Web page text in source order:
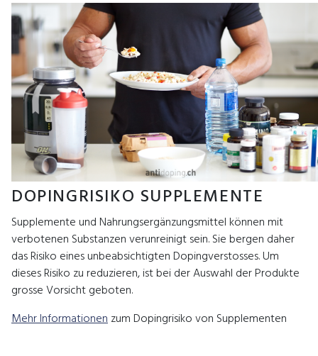
DOPINGRISIKO SUPPLEMENTE
Supplemente und Nahrungsergänzungsmittel können mit
verbotenen Substanzen verunreinigt sein. Sie bergen daher
das Risiko eines unbeabsichtigten Dopingverstosses. Um
dieses Risiko zu reduzieren, ist bei der Auswahl der Produkte
grosse Vorsicht geboten.
Mehr Informationenzum Dopingrisiko von Supplementen